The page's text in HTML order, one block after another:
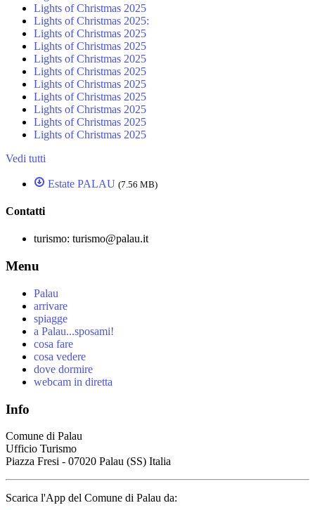
Lights of Christmas 2025
Lights of Christmas 2025:
Lights of Christmas 2025
Lights of Christmas 2025
Lights of Christmas 2025
Lights of Christmas 2025
Lights of Christmas 2025
Lights of Christmas 2025
Lights of Christmas 2025
Lights of Christmas 2025
Lights of Christmas 2025
Vedi tutti
Estate PALAU (7.56 MB)
Contatti
turismo: turismo@palau.it
Menu
Palau
arrivare
spiagge
a Palau...sposami!
cosa fare
cosa vedere
dove dormire
webcam in diretta
Info
Comune di Palau
Ufficio Turismo
Piazza Fresi - 07020 Palau (SS) Italia
Scarica l'App del Comune di Palau da: